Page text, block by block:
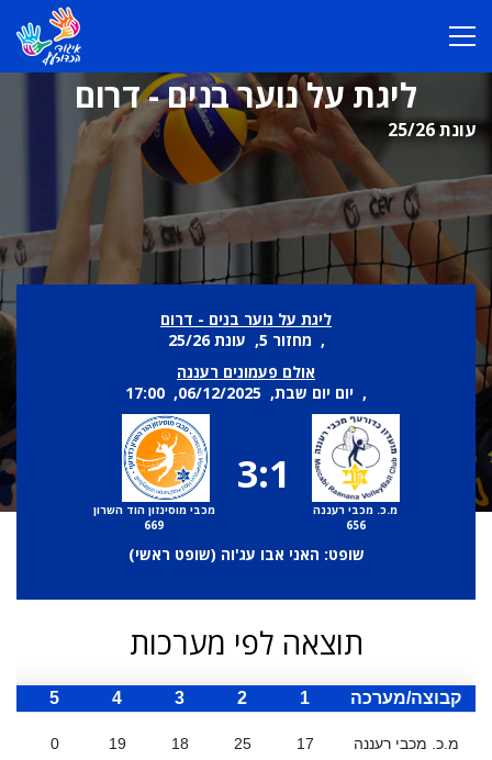
ליגת על נוער בנים - דרום
עונת 25/26
ליגת על נוער בנים - דרום
, מחזור 5, עונת 25/26
אולם פעמונים רעננה
, יום יום שבת, 06/12/2025, 17:00
מ.כ. מכבי רעננה
656
3:1
מכבי מוסינזון הוד השרון
669
שופט: האני אבו עג'וה (שופט ראשי)
תוצאה לפי מערכות
קבוצה/מערכה 1
2
3
4
5
מ.כ. מכבי רעננה 17
25
18
19
0